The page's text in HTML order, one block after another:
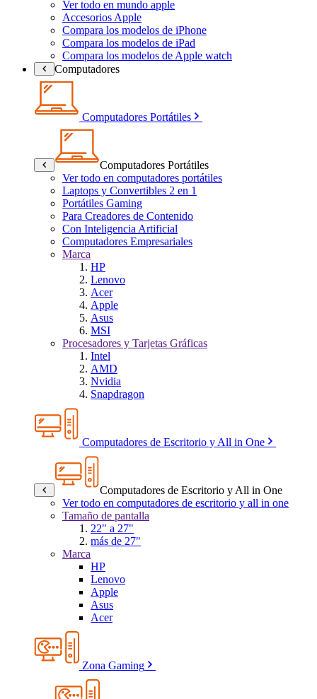
Ver todo en mundo apple
Accesorios Apple
Compara los modelos de iPhone
Compara los modelos de iPad
Compara los modelos de Apple watch
Computadores
Computadores Portátiles
Computadores Portátiles
Ver todo en computadores portátiles
Laptops y Convertibles 2 en 1
Portátiles Gaming
Para Creadores de Contenido
Con Inteligencia Artificial
Computadores Empresariales
Marca
HP
Lenovo
Acer
Apple
Asus
MSI
Procesadores y Tarjetas Gráficas
Intel
AMD
Nvidia
Snapdragon
Computadores de Escritorio y All in One
Computadores de Escritorio y All in One
Ver todo en computadores de escritorio y all in one
Tamaño de pantalla
22" a 27"
más de 27"
Marca
HP
Lenovo
Apple
Asus
Acer
Zona Gaming